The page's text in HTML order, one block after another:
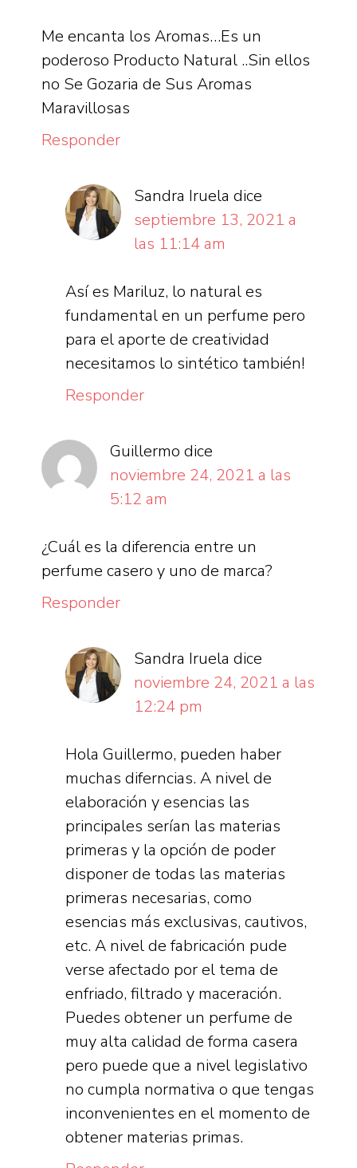
Me encanta los Aromas…Es un
poderoso Producto Natural ..Sin ellos
no Se Gozaria de Sus Aromas
Maravillosas
Responder
Sandra Iruela dice
septiembre 13, 2021 a
las 11:14 am
Así es Mariluz, lo natural es
fundamental en un perfume pero
para el aporte de creatividad
necesitamos lo sintético también!
Responder
Guillermo dice
noviembre 24, 2021 a las
5:12 am
¿Cuál es la diferencia entre un
perfume casero y uno de marca?
Responder
Sandra Iruela dice
noviembre 24, 2021 a las
12:24 pm
Hola Guillermo, pueden haber
muchas diferncias. A nivel de
elaboración y esencias las
principales serían las materias
primeras y la opción de poder
disponer de todas las materias
primeras necesarias, como
esencias más exclusivas, cautivos,
etc. A nivel de fabricación pude
verse afectado por el tema de
enfriado, filtrado y maceración.
Puedes obtener un perfume de
muy alta calidad de forma casera
pero puede que a nivel legislativo
no cumpla normativa o que tengas
inconvenientes en el momento de
obtener materias primas.